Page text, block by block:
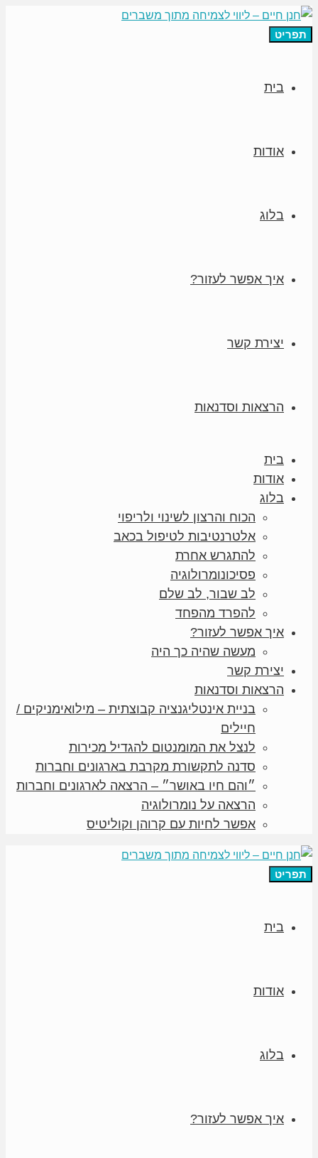
תפריט
בית
אודות
בלוג
איך אפשר לעזור?
יצירת קשר
הרצאות וסדנאות
בית
אודות
בלוג
הכוח והרצון לשינוי ולריפוי
אלטרנטיבות לטיפול בכאב
להתגרש אחרת
פסיכונומרולוגיה
לב שבור, לב שלם
להפרד מהפחד
איך אפשר לעזור?
מעשה שהיה כך היה
יצירת קשר
הרצאות וסדנאות
בניית אינטליגנציה קבוצתית – מילואימניקים /
חיילים
לנצל את המומנטום להגדיל מכירות
סדנה לתקשורת מקרבת בארגונים וחברות
״והם חיו באושר״ – הרצאה לארגונים וחברות
הרצאה על נומרולוגיה
אפשר לחיות עם קרוהן וקוליטיס
תפריט
בית
אודות
בלוג
איך אפשר לעזור?